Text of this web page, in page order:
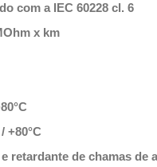
com a IEC 60228 cl. 6
x km
+80°C
de chamas de